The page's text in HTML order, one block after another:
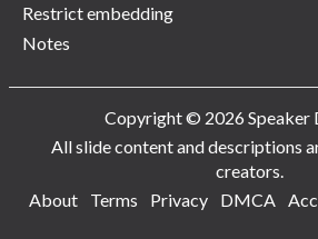
Restrict embedding
Notes
Copyright © 2026 Speaker
All slide content and descriptions
creators.
About
Terms Privacy DMCA